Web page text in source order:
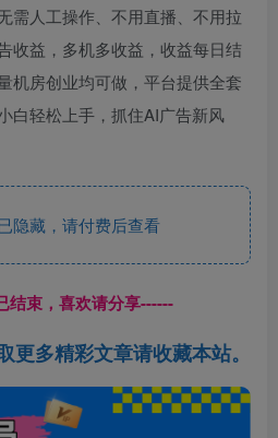
需人工操作、不用直播、不用拉
收益，多机多收益，收益每日结
机房创业均可做，平台提供全套
白轻松上手，抓住AI广告新风
隐藏，请付费后查看
结束，喜欢请分享------
更多精彩文章请收藏本站。